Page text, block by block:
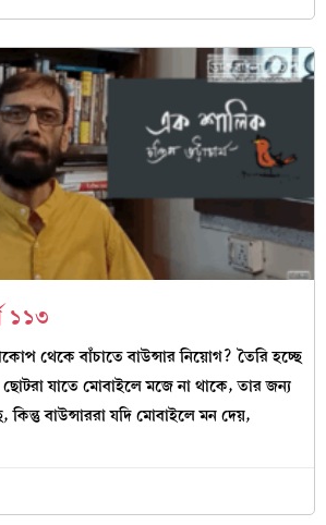
১১৩
থেকে বাঁচাতে বাউন্সার নিয়োগ? তৈরি হচ্ছে
ছোটরা যাতে মোবাইলে মজে না থাকে, তার জন্য
কিন্তু বাউন্সাররা যদি মোবাইলে মন দেয়,